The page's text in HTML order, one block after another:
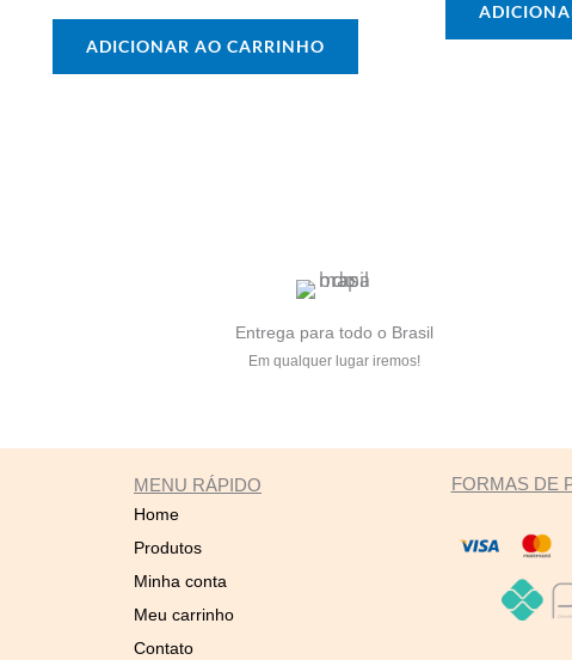
ADICIONAR AO CARRINHO
Entrega para todo o Brasil
Em qualquer lugar iremos!
MENU RÁPIDO
Home
Produtos
Minha conta
Meu carrinho
Contato
FORMAS DE